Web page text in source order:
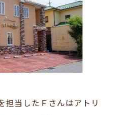
担当したＦさんはアトリ